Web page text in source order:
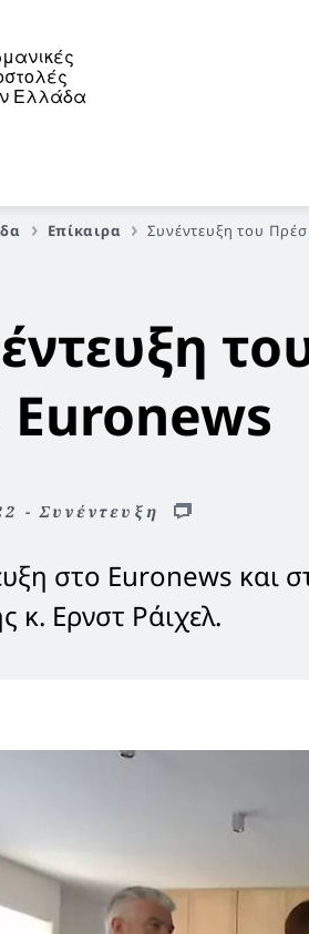
Ελλάδα
Επίκαιρα Συνέντευξη του
Euronews
- Συνέντευξη
στο Euronews και
κ. Ερνστ Ράιχελ.